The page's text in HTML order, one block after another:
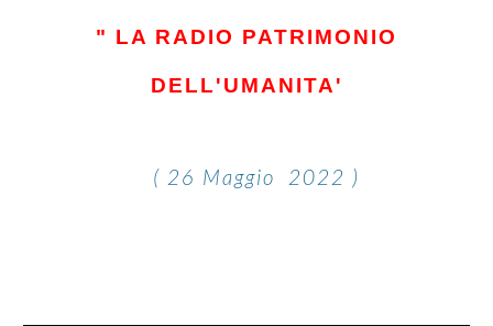
" LA RADIO PATRIMONIO
DELL'UMANITA'
( 26 Maggio 2022 )